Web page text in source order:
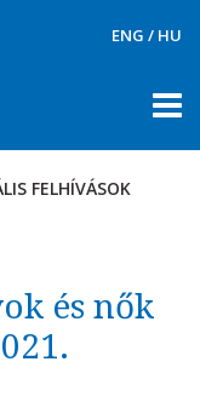
ENG / HU
FELHÍVÁSOK
FELHÍVÁSOK
és nők